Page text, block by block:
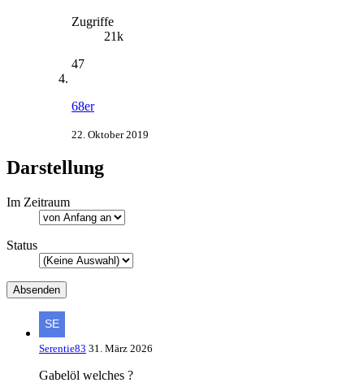
Zugriffe
21k
47
68er
22. Oktober 2019
Darstellung
Im Zeitraum
Status
Serentie83 31. März 2026
Gabelöl welches ?